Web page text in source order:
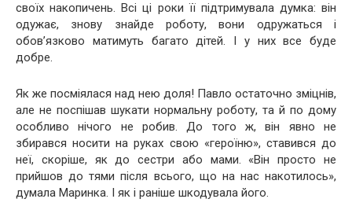
своїх накопичень. Всі ці роки її підтримувала думка: він
одужає, знову знайде роботу, вони одружаться і
обов’язково матимуть багато дітей. І у них все буде
добре.
Як же посміялася над нею доля! Павло остаточно зміцнів,
але не поспішав шукати нормальну роботу, та й по дому
особливо нічого не робив. До того ж, він явно не
збирався носити на руках свою «героїню», ставився до
неї, скоріше, як до сестри або мами. «Він просто не
прийшов до тями після всього, що на нас накотилось»,
думала Маринка. І як і раніше шкодувала його.